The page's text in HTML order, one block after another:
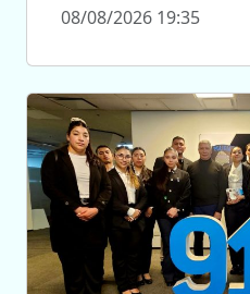
08/08/2026 19:35